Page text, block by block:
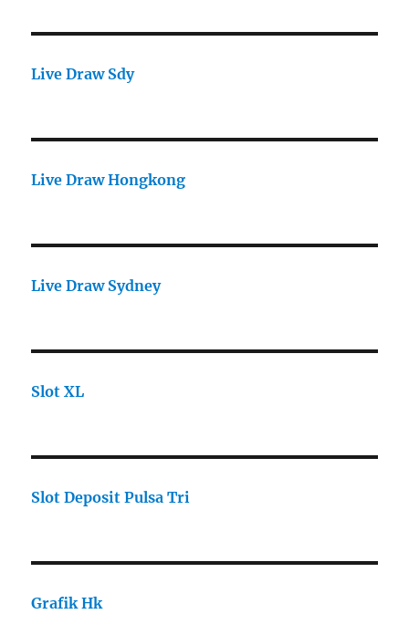
Live Draw Sdy
Live Draw Hongkong
Live Draw Sydney
Slot XL
Slot Deposit Pulsa Tri
Grafik Hk